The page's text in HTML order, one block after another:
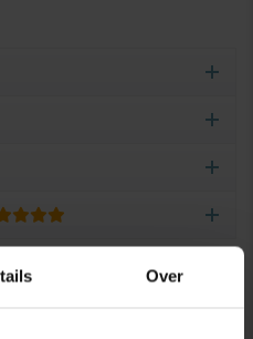
Over
(17.500+ reviews)